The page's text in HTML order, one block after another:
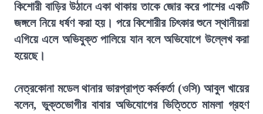
কিশোরী বাড়ির উঠানে একা থাকায় তাকে জোর করে পাশের একটি
জঙ্গলে নিয়ে ধর্ষণ করা হয়। পরে কিশোরীর চিৎকার শুনে স্থানীয়রা
এগিয়ে এলে অভিযুক্ত পালিয়ে যান বলে অভিযোগে উল্লেখ করা
হয়েছে।
নেত্রকোনা মডেল থানার ভারপ্রাপ্ত কর্মকর্তা (ওসি) আবুল খায়ের
বলেন, ভুক্তভোগীর বাবার অভিযোগের ভিত্তিতে মামলা গ্রহণ